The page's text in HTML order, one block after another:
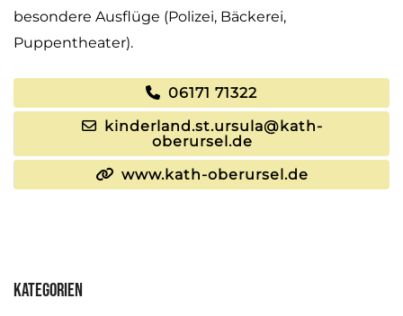
besondere Ausflüge (Polizei, Bäckerei,
Puppentheater).
06171 71322
kinderland.st.ursula@kath-
oberursel.de
www.kath-oberursel.de
Kategorien